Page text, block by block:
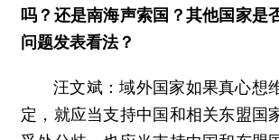
吗？还是南海声索国？其他国家是
问题发表看法？
汪文斌：域外国家如果真心想
定，就应当支持中国和相关东盟国